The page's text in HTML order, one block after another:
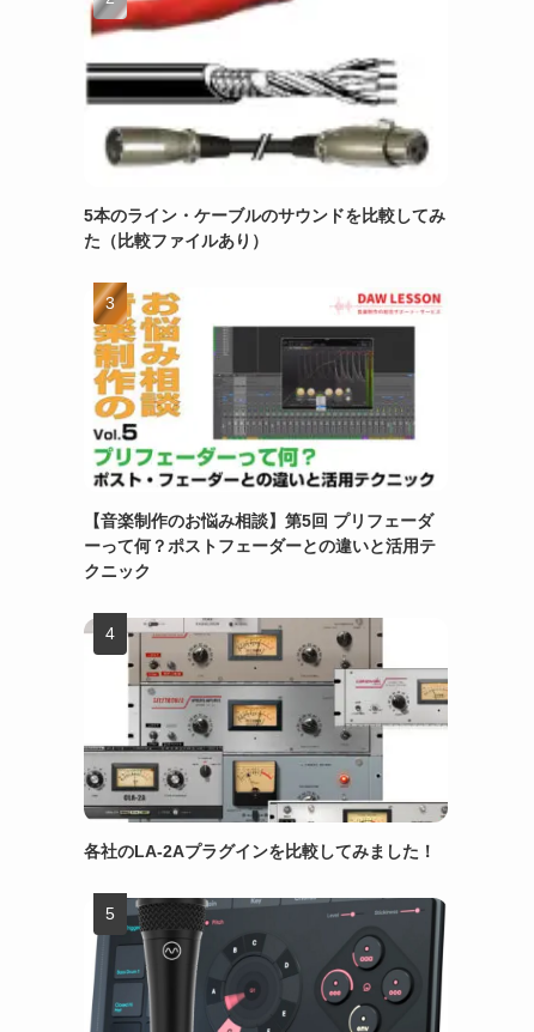
5本のライン・ケーブルのサウンドを比較してみ
た（比較ファイルあり）
【音楽制作のお悩み相談】第5回 プリフェーダ
ーって何？ポストフェーダーとの違いと活用テ
クニック
各社のLA-2Aプラグインを比較してみました！